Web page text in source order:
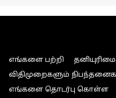
எங்களை பற்றி
விதிமுறைகளும்
எங்களை தொடர்பு கொள்ள